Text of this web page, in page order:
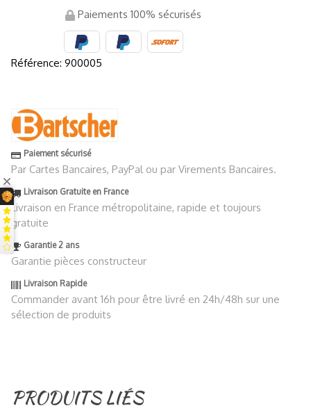
Paiements 100% sécurisés
Référence: 900005
Paiement sécurisé
Par Cartes Bancaires, PayPal ou par Virements Bancaires.
Livraison Gratuite en France
Livraison en France métropolitaine, rapide et toujours
gratuite
Garantie 2 ans
Garantie pièces constructeur
Livraison Rapide
Commander avant 16h pour être livré en 24h/48h sur une
sélection de produits
PRODUITS LIÉS